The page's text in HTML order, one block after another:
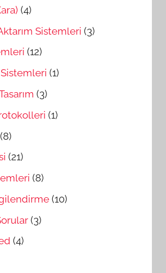
(4)
Sistemleri (3)
(12)
(1)
(3)
(1)
(8)
(21)
(8)
(10)
(3)
(4)